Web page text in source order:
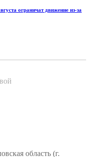
ограничат движение из-за
область (г.